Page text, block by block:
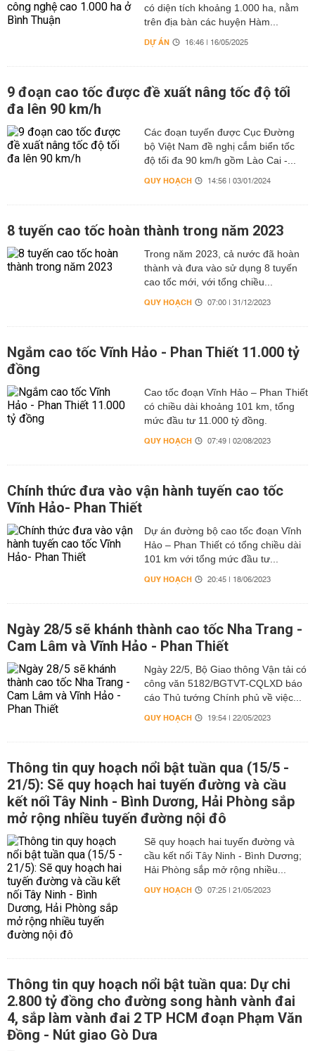
có diện tích khoảng 1.000 ha, nằm
trên địa bàn các huyện Hàm...
DỰ ÁN 16:46 | 16/05/2025
9 đoạn cao tốc được đề xuất nâng tốc độ tối
đa lên 90 km/h
Các đoạn tuyến được Cục Đường
bộ Việt Nam đề nghị cắm biển tốc
độ tối đa 90 km/h gồm Lào Cai -...
QUY HOẠCH 14:56 | 03/01/2024
8 tuyến cao tốc hoàn thành trong năm 2023
Trong năm 2023, cả nước đã hoàn
thành và đưa vào sử dụng 8 tuyến
cao tốc mới, với tổng chiều...
QUY HOẠCH 07:00 | 31/12/2023
Ngắm cao tốc Vĩnh Hảo - Phan Thiết 11.000 tỷ
đồng
Cao tốc đoạn Vĩnh Hảo – Phan Thiết
có chiều dài khoảng 101 km, tổng
mức đầu tư 11.000 tỷ đồng.
QUY HOẠCH 07:49 | 02/08/2023
Chính thức đưa vào vận hành tuyến cao tốc
Vĩnh Hảo- Phan Thiết
Dự án đường bộ cao tốc đoạn Vĩnh
Hảo – Phan Thiết có tổng chiều dài
101 km với tổng mức đầu tư...
QUY HOẠCH 20:45 | 18/06/2023
Ngày 28/5 sẽ khánh thành cao tốc Nha Trang -
Cam Lâm và Vĩnh Hảo - Phan Thiết
Ngày 22/5, Bộ Giao thông Vận tải có
công văn 5182/BGTVT-CQLXD báo
cáo Thủ tướng Chính phủ về việc...
QUY HOẠCH 19:54 | 22/05/2023
Thông tin quy hoạch nổi bật tuần qua (15/5 -
21/5): Sẽ quy hoạch hai tuyến đường và cầu
kết nối Tây Ninh - Bình Dương, Hải Phòng sắp
mở rộng nhiều tuyến đường nội đô
Sẽ quy hoạch hai tuyến đường và
cầu kết nối Tây Ninh - Bình Dương;
Hải Phòng sắp mở rộng nhiều...
QUY HOẠCH 07:25 | 21/05/2023
Thông tin quy hoạch nổi bật tuần qua: Dự chi
2.800 tỷ đồng cho đường song hành vành đai
4, sắp làm vành đai 2 TP HCM đoạn Phạm Văn
Đồng - Nút giao Gò Dưa